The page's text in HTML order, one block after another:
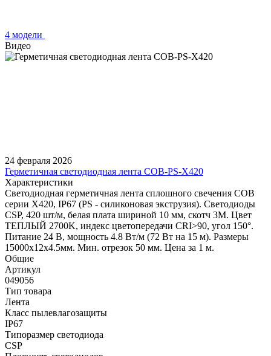
4 модели
Видео
24 февраля 2026
Герметичная светодиодная лента COB-PS-X420
Характеристики
Светодиодная герметичная лента сплошного свечения COB
серии X420, IP67 (PS - силиконовая экструзия). Светодиоды
CSP, 420 шт/м, белая плата шириной 10 мм, скотч 3M. Цвет
ТЕПЛЫЙ 2700K, индекс цветопередачи CRI>90, угол 150°.
Питание 24 В, мощность 4.8 Вт/м (72 Вт на 15 м). Размеры
15000x12x4.5мм. Мин. отрезок 50 мм. Цена за 1 м.
Общие
Артикул
049056
Тип товара
Лента
Класс пылевлагозащиты
IP67
Типоразмер светодиода
CSP